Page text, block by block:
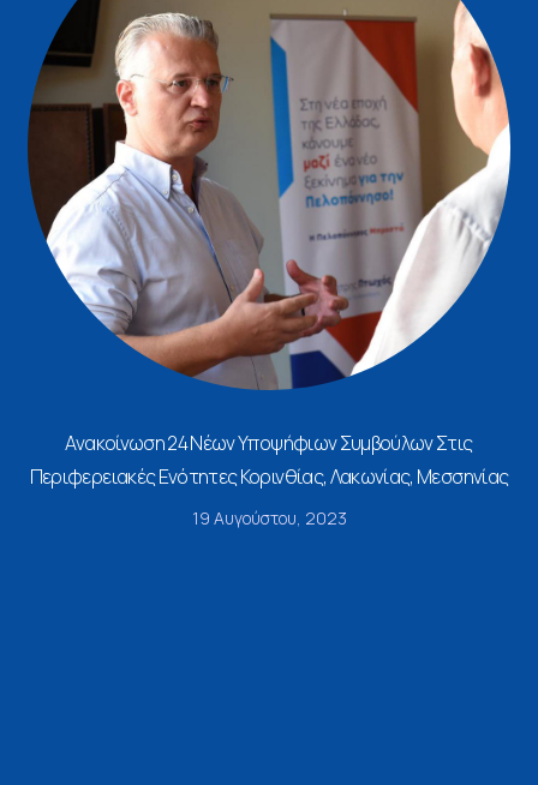
Ανακοίνωση 24 Νέων Υποψήφιων Συμβούλων Στις
Περιφερειακές Ενότητες Κορινθίας, Λακωνίας, Μεσσηνίας
19 Αυγούστου, 2023